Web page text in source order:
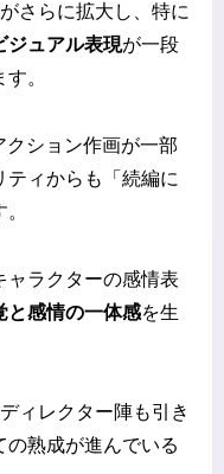
さらに拡大し、特に
ジュアル表現が一段
。
クション作画が一部
ィからも「続編に
ャラクターの感情表
と感情の一体感を生
ィレクター陣も引き
熟成が進んでいる